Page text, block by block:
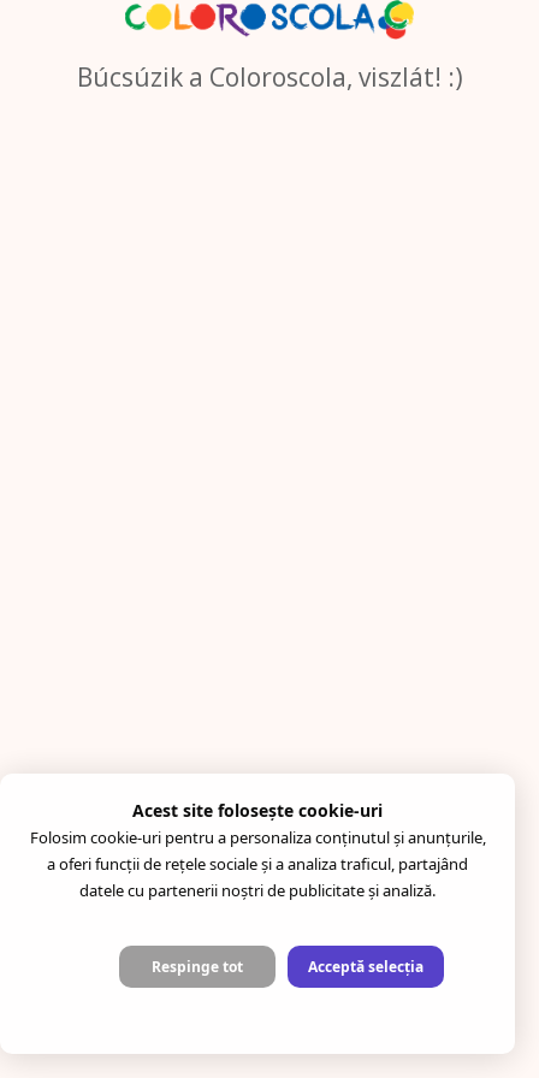
Búcsúzik a Coloroscola, viszlát! :)
Acest site folosește cookie-uri
Folosim cookie-uri pentru a personaliza conținutul și anunțurile,
a oferi funcții de rețele sociale și a analiza traficul, partajând
datele cu partenerii noștri de publicitate și analiză.
Respinge tot Acceptă selecția